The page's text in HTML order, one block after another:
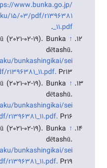
www.bunka.go.jp/
15/03/pdf/r1396381
_11.pdf
.
↑
02-19). Bunka
dētashū.
bunkashingikai/sei
Pr13.
↑
02-19). Bunka
dētashū.
bunkashingikai/sei
r1396381_11.pdf. Pr16.
↑
02-19). Bunka
dētashū.
bunkashingikai/sei
r1396381_11.pdf. Pr19.